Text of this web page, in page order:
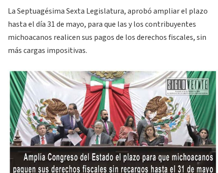
La Septuagésima Sexta Legislatura, aprobó ampliar el plazo
hasta el día 31 de mayo, para que las y los contribuyentes
michoacanos realicen sus pagos de los derechos fiscales, sin
más cargas impositivas.